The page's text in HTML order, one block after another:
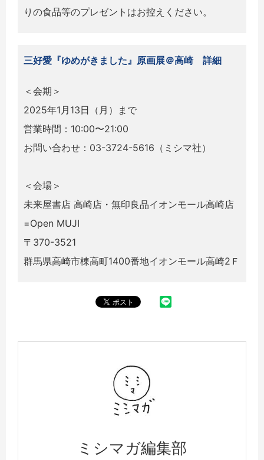
りの食品等のプレゼントはお控えください。
三好愛『ゆめがきました』原画展＠高崎 詳細
＜会期＞
2025年1月13日（月）まで
営業時間：10:00〜21:00
お問い合わせ：03-3724-5616（ミシマ社）
＜会場＞
未来屋書店 ⾼崎店・無印良品イオンモール高崎店
=Open MUJI
〒370-3521
群馬県高崎市棟高町1400番地イオンモール高崎2Ｆ
ミシマガ編集部